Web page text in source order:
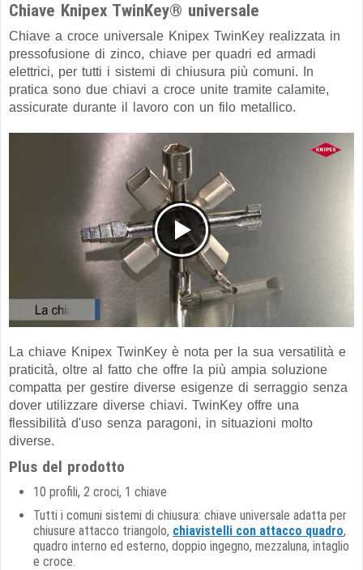
Chiave Knipex TwinKey® universale
Chiave a croce universale Knipex TwinKey realizzata in
pressofusione di zinco, chiave per quadri ed armadi
elettrici, per tutti i sistemi di chiusura più comuni. In
pratica sono due chiavi a croce unite tramite calamite,
assicurate durante il lavoro con un filo metallico.
La chiave Knipex TwinKey è nota per la sua versatilità e
praticità, oltre al fatto che offre la più ampia soluzione
compatta per gestire diverse esigenze di serraggio senza
dover utilizzare diverse chiavi. TwinKey offre una
flessibilità d'uso senza paragoni, in situazioni molto
diverse.
Plus del prodotto
10 profili, 2 croci, 1 chiave
Tutti i comuni sistemi di chiusura: chiave universale adatta per
chiusure attacco triangolo, chiavistelli con attacco quadro,
quadro interno ed esterno, doppio ingegno, mezzaluna, intaglio
e croce.